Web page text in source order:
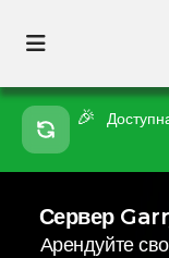
🎉
Сервер
Арендуйте